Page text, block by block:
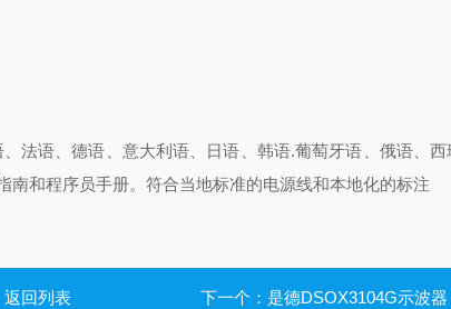
法语、德语、意大利语、日语、韩语.葡萄牙语、俄语、
和程序员手册。符合当地标准的电源线和本地化的标注
返回列表 下一个： 是德DSOX3104G示波器